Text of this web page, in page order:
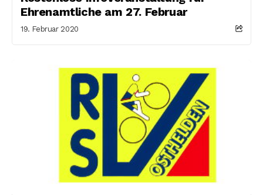
Ehrenamtliche am 27. Februar
19. Februar 2020